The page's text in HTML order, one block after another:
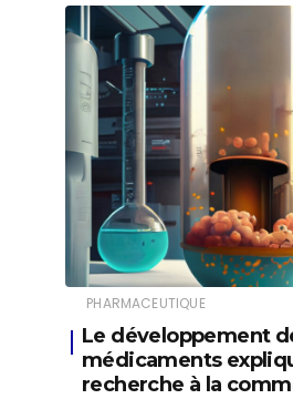
PHARMACEUTIQUE
Le développement
médicaments
recherche à la